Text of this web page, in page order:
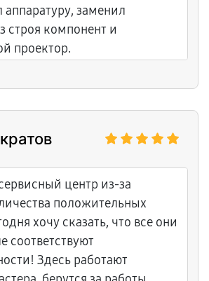
аппаратуру, заменил
компонент и
проектор.
центр из-за
положительных
хочу сказать, что все они
соответствуют
Здесь работают